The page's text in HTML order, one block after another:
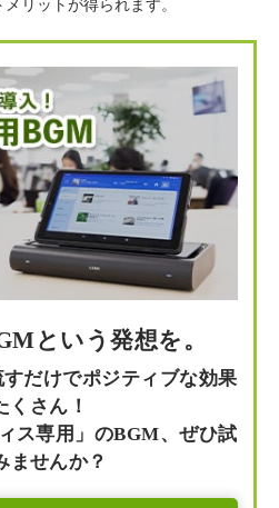
リットが得られます。
という発想を。
だけでポジティブな効果
くさん！
ス専用」のBGM、ぜひ試
ませんか？